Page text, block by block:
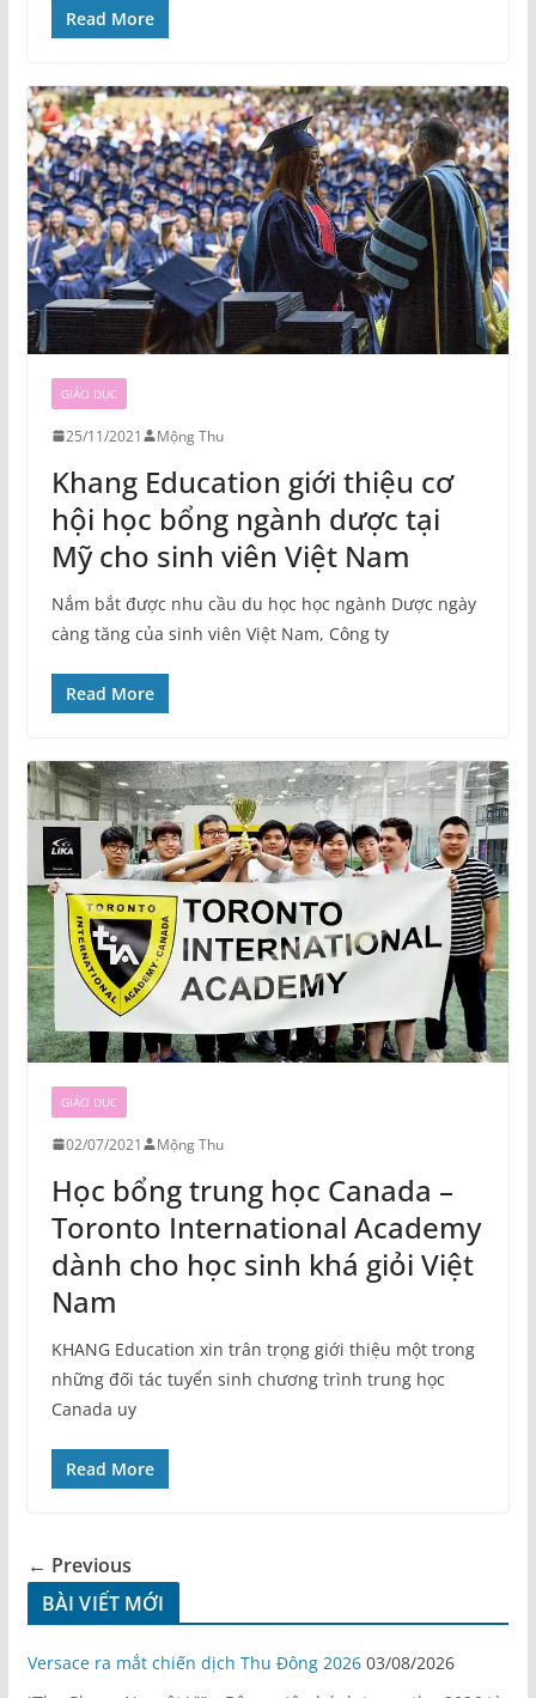
Read More
GIÁO DỤC
25/11/2021 Mộng Thu
Khang Education giới thiệu cơ
hội học bổng ngành dược tại
Mỹ cho sinh viên Việt Nam
Nắm bắt được nhu cầu du học học ngành Dược ngày
càng tăng của sinh viên Việt Nam, Công ty
Read More
GIÁO DỤC
02/07/2021 Mộng Thu
Học bổng trung học Canada –
Toronto International Academy
dành cho học sinh khá giỏi Việt
Nam
KHANG Education xin trân trọng giới thiệu một trong
những đối tác tuyển sinh chương trình trung học
Canada uy
Read More
← Previous
BÀI VIẾT MỚI
Versace ra mắt chiến dịch Thu Đông 2026 03/08/2026